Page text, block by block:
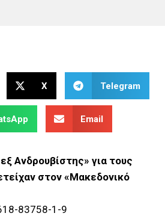
X Telegram
Email
Ανδρουβίστης» για τους
στον «Μακεδονικό
83758-1-9